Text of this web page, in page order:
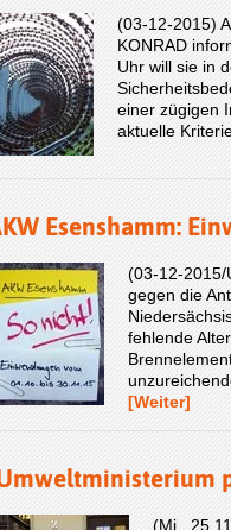
(03-12-2015)
KONRAD
Uhr will sie in
einer zügigen
aktuelle
Esenshamm:
(03-12-2015/
gegen die
fehlende
[Weiter]
(Mi.,